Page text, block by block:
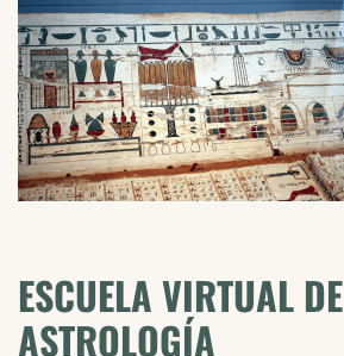
ESCUELA VIRTUAL DE
ASTROLOGÍA